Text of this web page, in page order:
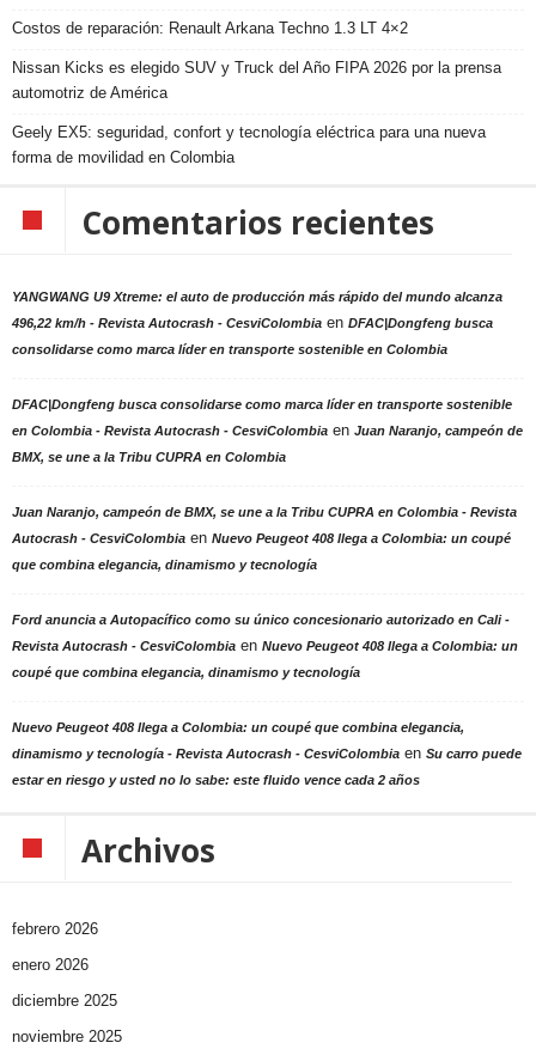
Costos de reparación: Renault Arkana Techno 1.3 LT 4×2
Nissan Kicks es elegido SUV y Truck del Año FIPA 2026 por la prensa
automotriz de América
Geely EX5: seguridad, confort y tecnología eléctrica para una nueva
forma de movilidad en Colombia
Comentarios recientes
YANGWANG U9 Xtreme: el auto de producción más rápido del mundo alcanza
496,22 km/h - Revista Autocrash - CesviColombia en DFAC|Dongfeng busca
consolidarse como marca líder en transporte sostenible en Colombia
DFAC|Dongfeng busca consolidarse como marca líder en transporte sostenible
en Colombia - Revista Autocrash - CesviColombia en Juan Naranjo, campeón de
BMX, se une a la Tribu CUPRA en Colombia
Juan Naranjo, campeón de BMX, se une a la Tribu CUPRA en Colombia - Revista
Autocrash - CesviColombia en Nuevo Peugeot 408 llega a Colombia: un coupé
que combina elegancia, dinamismo y tecnología
Ford anuncia a Autopacífico como su único concesionario autorizado en Cali -
Revista Autocrash - CesviColombia en Nuevo Peugeot 408 llega a Colombia: un
coupé que combina elegancia, dinamismo y tecnología
Nuevo Peugeot 408 llega a Colombia: un coupé que combina elegancia,
dinamismo y tecnología - Revista Autocrash - CesviColombia en Su carro puede
estar en riesgo y usted no lo sabe: este fluido vence cada 2 años
Archivos
febrero 2026
enero 2026
diciembre 2025
noviembre 2025